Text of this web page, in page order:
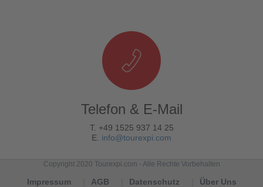
Telefon & E-Mail
T. +49 1525 937 14 25
E. info@tourexpi.com
Copyright 2020 Tourexpi.com - Alle Rechte Vorbehalten
Impressum AGB Datenschutz
Über Uns